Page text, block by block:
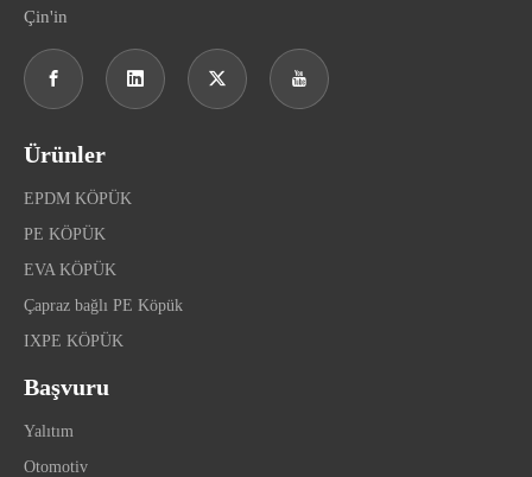
Çin'in
Ürünler
EPDM KÖPÜK
PE KÖPÜK
EVA KÖPÜK
Çapraz bağlı PE Köpük
IXPE KÖPÜK
Başvuru
Yalıtım
Otomotiv